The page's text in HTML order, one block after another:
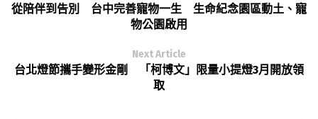
從陪伴到告別 台中完善寵物一生 生命紀念園區動土、寵
物公園啟用
Next Article
台北燈節攜手變形金剛 「柯博文」限量小提燈3月開放領
取